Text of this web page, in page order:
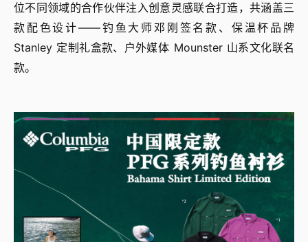
位不同领域的合作伙伴注入创意灵感联合打造，共涵盖三
款配色设计——钓鱼大师邓刚签名款、保温杯品牌
Stanley 定制礼盒款、户外媒体 Mounster 山系文化联名
款。